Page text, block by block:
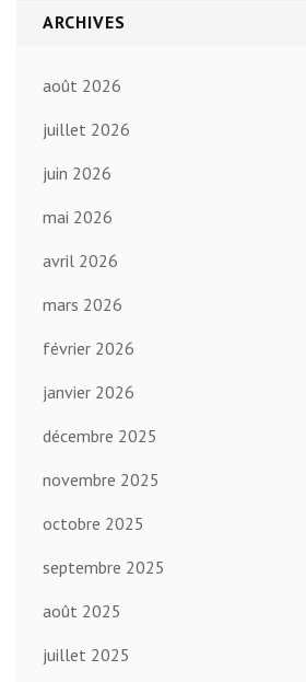
ARCHIVES
août 2026
juillet 2026
juin 2026
mai 2026
avril 2026
mars 2026
février 2026
janvier 2026
décembre 2025
novembre 2025
octobre 2025
septembre 2025
août 2025
juillet 2025